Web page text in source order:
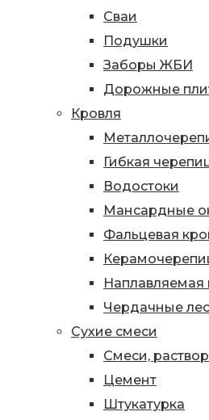
Сваи
Подушки
Заборы ЖБИ
Дорожные
Кровля
Гибкая
Водостоки
Мансардные
Фальцевая
Наплавляемая
Чердачные
Сухие смеси
Смеси,
Цемент
Штукатурка